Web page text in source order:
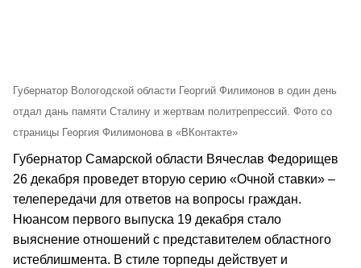
Губернатор Вологодской области Георгий Филимонов в один день
отдал дань памяти Сталину и жертвам политрепрессий. Фото со
страницы Георгия Филимонова в «ВКонтакте»
Губернатор Самарской области Вячеслав Федорищев
26 декабря проведет вторую серию «Очной ставки» –
телепередачи для ответов на вопросы граждан.
Нюансом первого выпуска 19 декабря стало
выяснение отношений с представителем областного
истеблишмента. В стиле торпеды действует и